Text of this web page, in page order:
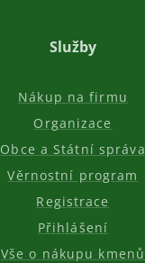
Služby
Nákup na firmu
Organizace
Obce a Státní správa
Věrnostní program
Registrace
Přihlášení
Vše o nákupu kmenů